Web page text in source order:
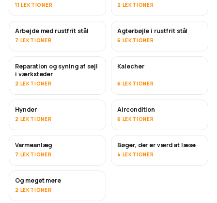
11 LEKTIONER 2 LEKTIONER
SNART
Arbejde med rustfrit stål
7 LEKTIONER
Agterbøjle i rustfrit stål
6 LEKTIONER
SNART
Reparation og syning af sejl
i værksteder
2 LEKTIONER
Kalecher
6 LEKTIONER
Hynder
2 LEKTIONER
SNART
Aircondition
6 LEKTIONER
SNART
Varmeanlæg
7 LEKTIONER
SNART
Bøger, der er værd at læse
4 LEKTIONER
SNART
Og meget mere
2 LEKTIONER